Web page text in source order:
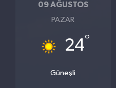
09 AĞUSTOS
PAZAR
24°
Güneşli